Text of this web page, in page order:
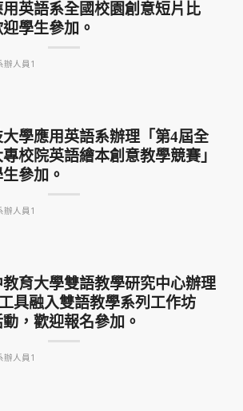
英語系全國校園創意短片比
學生參加。
辦人員1
學應用英語系辦理「第4屆全
校院英語繪本創意教學競賽」
參加。
辦人員1
育大學雙語教學研究中心辦理
具融入雙語教學系列工作坊
動，歡迎報名參加。
辦人員1